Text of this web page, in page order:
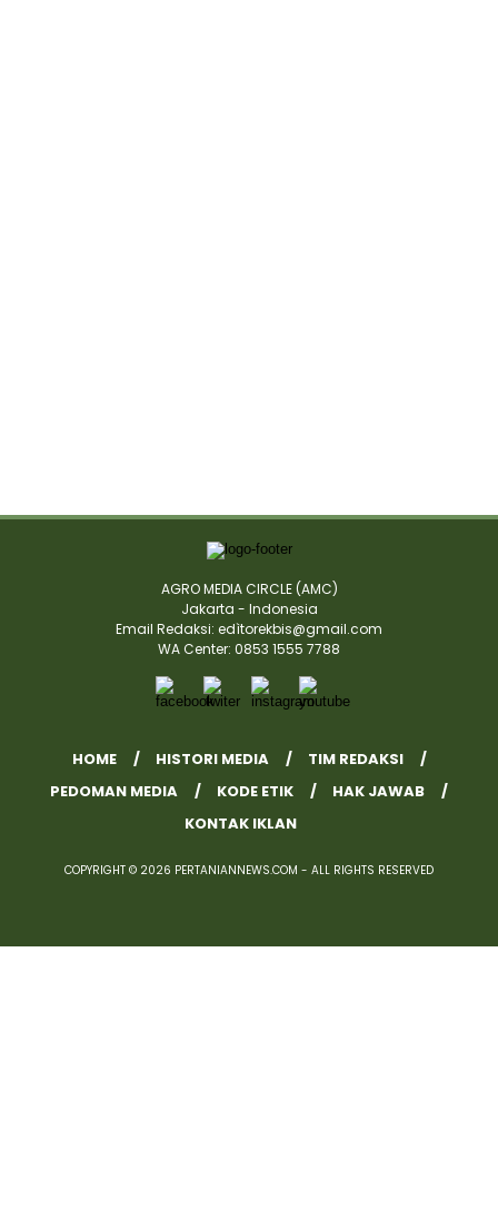
AGRO MEDIA CIRCLE (AMC)
Jakarta - Indonesia
Email Redaksi: edìtorekbis@gmail.com
WA Center: 0853 1555 7788
HOME HISTORI MEDIA
TIM REDAKSI
PEDOMAN MEDIA
KODE ETIK
HAK JAWAB
KONTAK IKLAN
COPYRIGHT © 2026 PERTANIANNEWS.COM - ALL RIGHTS RESERVED